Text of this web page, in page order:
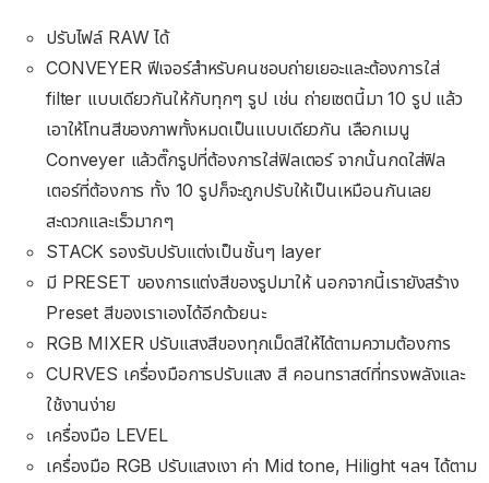
ปรับไฟล์ RAW ได้
CONVEYER ฟีเจอร์สำหรับคนชอบถ่ายเยอะและต้องการใส่
filter แบบเดียวกันให้กับทุกๆ รูป เช่น ถ่ายเซตนี้มา 10 รูป แล้ว
เอาให้โทนสีของภาพทั้งหมดเป็นแบบเดียวกัน เลือกเมนู
Conveyer แล้วติ๊กรูปที่ต้องการใส่ฟิลเตอร์ จากนั้นกดใส่ฟิล
เตอร์ที่ต้องการ ทั้ง 10 รูปก็จะถูกปรับให้เป็นเหมือนกันเลย
สะดวกและเร็วมากๆ
STACK รองรับปรับแต่งเป็นชั้นๆ layer
มี PRESET ของการแต่งสีของรูปมาให้ นอกจากนี้เรายังสร้าง
Preset สีของเราเองได้อีกด้วยนะ
RGB MIXER ปรับแสงสีของทุกเม็ดสีให้ได้ตามความต้องการ
CURVES เครื่องมือการปรับแสง สี คอนทราสต์ที่ทรงพลังและ
ใช้งานง่าย
เครื่องมือ LEVEL
เครื่องมือ RGB ปรับแสงเงา ค่า Mid tone, Hilight ฯลฯ ได้ตาม